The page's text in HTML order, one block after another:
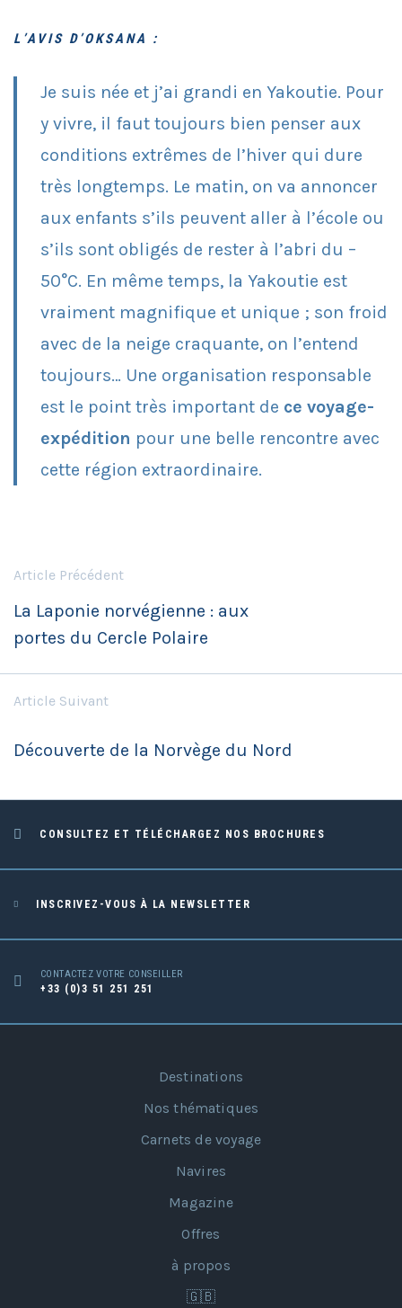
L’AVIS D’OKSANA :
Je suis née et j’ai grandi en Yakoutie. Pour
y vivre, il faut toujours bien penser aux
conditions extrêmes de l’hiver qui dure
très longtemps. Le matin, on va annoncer
aux enfants s’ils peuvent aller à l’école ou
s’ils sont obligés de rester à l’abri du –
50°C. En même temps, la Yakoutie est
vraiment magnifique et unique ; son froid
avec de la neige craquante, on l’entend
toujours… Une organisation responsable
est le point très important de ce voyage-
expédition pour une belle rencontre avec
cette région extraordinaire.
Article Précédent
La Laponie norvégienne : aux
portes du Cercle Polaire
Article Suivant
Découverte de la Norvège du Nord
CONSULTEZ ET TÉLÉCHARGEZ NOS BROCHURES
INSCRIVEZ-VOUS À LA NEWSLETTER
CONTACTEZ VOTRE CONSEILLER
+33 (0)3 51 251 251
Destinations
Nos thématiques
Carnets de voyage
Navires
Magazine
Offres
à propos
🇬🇧